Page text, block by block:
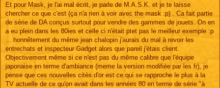
Et pour Mask, je l'ai mal écrit, je parle de M.A.S.K. et je te laisse
chercher ce que c'est (ça n'a rien à voir avec the mask :p) . Ca fait partie
de série de DA conçus surtout pour vendre des gammes de jouets. On en
a eu plein dans les 80ies et celle ci n'était ptet pas le meilleur exemple :p
... honnêtement du même jean chalopin j'aurais du mal à revoir les
entrechats et inspecteur Gadget alors que pareil j'étais client.
Objectivement même si ce n'est pas du même calibre que l'équipe
japonaise en terme d'ambiance (meme la version modifiée par les fr), je
pense que ces nouvelles cités d'or est ce qui se rapproche le plus à la
TV actuelle de ce qu'on avait dans les années 80 en terme de série "à